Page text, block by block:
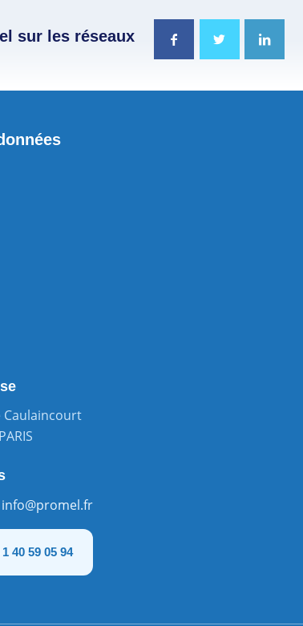
sur les réseaux
Caulaincourt
info@promel.fr
40 59 05 94